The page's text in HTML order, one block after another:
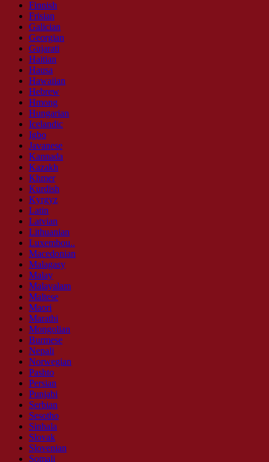
Finnish
Frisian
Galician
Georgian
Gujarati
Haitian
Hausa
Hawaiian
Hebrew
Hmong
Hungarian
Icelandic
Igbo
Javanese
Kannada
Kazakh
Khmer
Kurdish
Kyrgyz
Latin
Latvian
Lithuanian
Luxembou..
Macedonian
Malagasy
Malay
Malayalam
Maltese
Maori
Marathi
Mongolian
Burmese
Nepali
Norwegian
Pashto
Persian
Punjabi
Serbian
Sesotho
Sinhala
Slovak
Slovenian
Somali